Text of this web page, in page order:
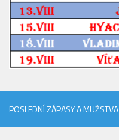
2023/24
2022/23
2019/20
2018/19
POSLEDNÍ ZÁPASY A MUŽSTVA